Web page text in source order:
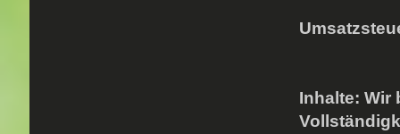
Inhalte: Wir